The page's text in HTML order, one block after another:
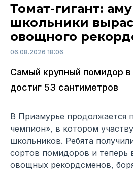
Томат-гигант:
школьники
овощного
06.08.2026 18:06
Самый крупный помидор в
достиг 53 сантиметров
В Приамурье продолжается
чемпион», в котором
школьников. Ребята
сортов помидоров и
овощных рекордсменов,